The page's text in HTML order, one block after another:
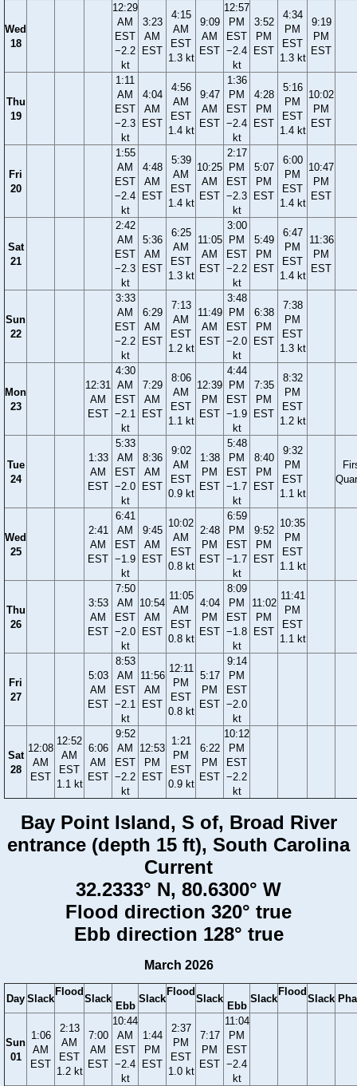
Wed
18
12:29
AM
EST
−2.2
kt
3:23
AM
EST
4:15
AM
EST
1.3 kt
9:09
AM
EST
12:57
PM
EST
−2.4
kt
3:52
PM
EST
4:34
PM
EST
1.3 kt
9:19
PM
EST
Thu
19
1:11
AM
EST
−2.3
kt
4:04
AM
EST
4:56
AM
EST
1.4 kt
9:47
AM
EST
1:36
PM
EST
−2.4
kt
4:28
PM
EST
5:16
PM
EST
1.4 kt
10:02
PM
EST
Fri
20
1:55
AM
EST
−2.4
kt
4:48
AM
EST
5:39
AM
EST
1.4 kt
10:25
AM
EST
2:17
PM
EST
−2.3
kt
5:07
PM
EST
6:00
PM
EST
1.4 kt
10:47
PM
EST
Sat
21
2:42
AM
EST
−2.3
kt
5:36
AM
EST
6:25
AM
EST
1.3 kt
11:05
AM
EST
3:00
PM
EST
−2.2
kt
5:49
PM
EST
6:47
PM
EST
1.4 kt
11:36
PM
EST
Sun
22
3:33
AM
EST
−2.2
kt
6:29
AM
EST
7:13
AM
EST
1.2 kt
11:49
AM
EST
3:48
PM
EST
−2.0
kt
6:38
PM
EST
7:38
PM
EST
1.3 kt
Mon
23
12:31
AM
EST
4:30
AM
EST
−2.1
kt
7:29
AM
EST
8:06
AM
EST
1.1 kt
12:39
PM
EST
4:44
PM
EST
−1.9
kt
7:35
PM
EST
8:32
PM
EST
1.2 kt
Tue
24
1:33
AM
EST
5:33
AM
EST
−2.0
kt
8:36
AM
EST
9:02
AM
EST
0.9 kt
1:38
PM
EST
5:48
PM
EST
−1.7
kt
8:40
PM
EST
9:32
PM
EST
1.1 kt
Wed
25
2:41
AM
EST
6:41
AM
EST
−1.9
kt
9:45
AM
EST
10:02
AM
EST
0.8 kt
2:48
PM
EST
6:59
PM
EST
−1.7
kt
9:52
PM
EST
10:35
PM
EST
1.1 kt
Thu
26
3:53
AM
EST
7:50
AM
EST
−2.0
kt
10:54
AM
EST
11:05
AM
EST
0.8 kt
4:04
PM
EST
8:09
PM
EST
−1.8
kt
11:02
PM
EST
11:41
PM
EST
1.1 kt
Fri
27
5:03
AM
EST
8:53
AM
EST
−2.1
kt
11:56
AM
EST
12:11
PM
EST
0.8 kt
5:17
PM
EST
9:14
PM
EST
−2.0
kt
Sat
28
12:08
AM
EST
12:52
AM
EST
1.1 kt
6:06
AM
EST
9:52
AM
EST
−2.2
kt
12:53
PM
EST
1:21
PM
EST
0.9 kt
6:22
PM
EST
10:12
PM
EST
−2.2
kt
Bay Point Island, S of, Broad River
entrance (depth 15 ft), South Carolina
Current
32.2333° N, 80.6300° W
Flood direction 320° true
Ebb direction 128° true
March 2026
Day Slack
Flood
Slack
Ebb
Slack
Flood
Slack
Ebb
Slack
Flood
Slack
Sun
01
1:06
AM
EST
2:13
AM
EST
1.2 kt
7:00
AM
EST
10:44
AM
EST
−2.4
kt
1:44
PM
EST
2:37
PM
EST
1.0 kt
7:17
PM
EST
11:04
PM
EST
−2.4
kt